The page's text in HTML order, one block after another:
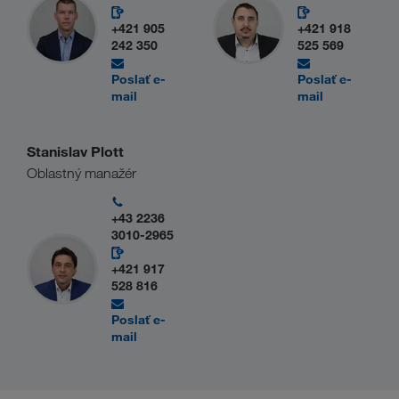
+421 905
242 350
Poslať e-
mail
+421 918
525 569
Poslať e-
mail
Stanislav Plott
Oblastný manažér
+43 2236
3010-2965
+421 917
528 816
Poslať e-
mail